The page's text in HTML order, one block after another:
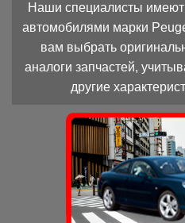
Наши специалисты
автомобилями марки
вам выбрать
аналоги запчастей,
другие